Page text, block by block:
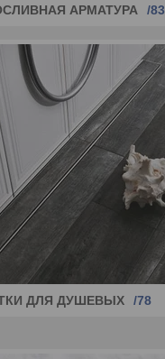
АРМАТУРА 83
ДЛЯ ДУШЕВЫХ 78